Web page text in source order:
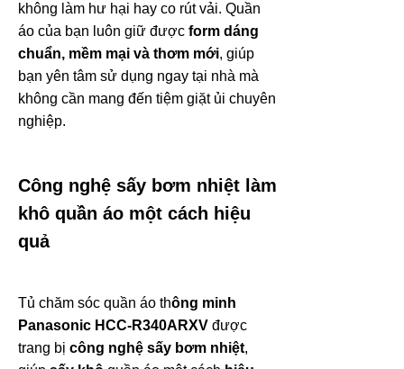
không làm hư hại hay co rút vải. Quần
áo của bạn luôn giữ được form dáng
chuẩn, mềm mại và thơm mới, giúp
bạn yên tâm sử dụng ngay tại nhà mà
không cần mang đến tiệm giặt ủi chuyên
nghiệp.
Công nghệ sấy bơm nhiệt làm
khô quần áo một cách hiệu
quả
Tủ chăm sóc quần áo thông minh
Panasonic HCC-R340ARXV được
trang bị công nghệ sấy bơm nhiệt,